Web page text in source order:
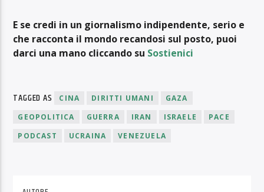
E se credi in un giornalismo indipendente, serio e
che racconta il mondo recandosi sul posto, puoi
darci una mano cliccando su Sostienici
TAGGED AS CINA DIRITTI UMANI
GAZA
GEOPOLITICA
GUERRA IRAN ISRAELE
PACE
PODCAST
UCRAINA VENEZUELA